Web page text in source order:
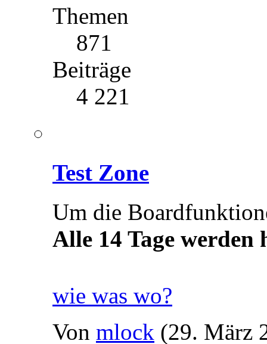
Themen
871
Beiträge
4 221
Test Zone
Um die
Alle 14 Tage werden
wie was wo?
Von mlock (29. März